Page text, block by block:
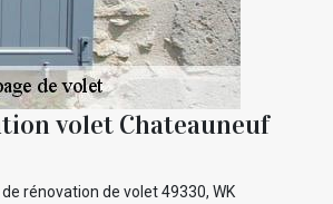
volet Chateauneuf
rénovation de volet 49330, WK